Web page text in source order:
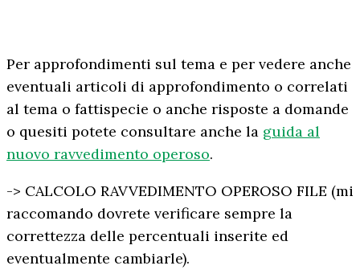
Per approfondimenti sul tema e per vedere anche
eventuali articoli di approfondimento o correlati
al tema o fattispecie o anche risposte a domande
o quesiti potete consultare anche la guida al
nuovo ravvedimento operoso.
-> CALCOLO RAVVEDIMENTO OPEROSO FILE (mi
raccomando dovrete verificare sempre la
correttezza delle percentuali inserite ed
eventualmente cambiarle).